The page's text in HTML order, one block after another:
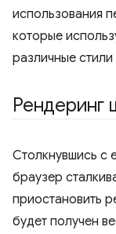
использования
которые
различные
Рендеринг
Столкнувшись с
браузер
приостановить
будет получен